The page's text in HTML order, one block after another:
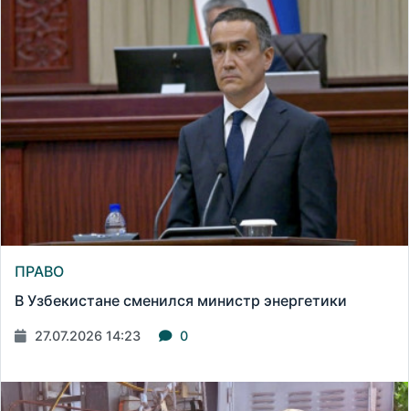
ПРАВО
В Узбекистане сменился министр энергетики
27.07.2026 14:23 0